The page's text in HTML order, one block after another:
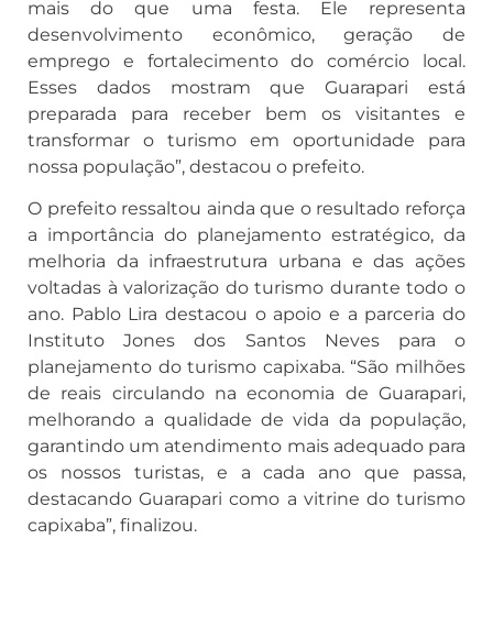
mais do que uma festa. Ele representa
desenvolvimento econômico, geração de
emprego e fortalecimento do comércio local.
Esses dados mostram que Guarapari está
preparada para receber bem os visitantes e
transformar o turismo em oportunidade para
nossa população”, destacou o prefeito.
O prefeito ressaltou ainda que o resultado reforça
a importância do planejamento estratégico, da
melhoria da infraestrutura urbana e das ações
voltadas à valorização do turismo durante todo o
ano. Pablo Lira destacou o apoio e a parceria do
Instituto Jones dos Santos Neves para o
planejamento do turismo capixaba. “São milhões
de reais circulando na economia de Guarapari,
melhorando a qualidade de vida da população,
garantindo um atendimento mais adequado para
os nossos turistas, e a cada ano que passa,
destacando Guarapari como a vitrine do turismo
capixaba”, finalizou.